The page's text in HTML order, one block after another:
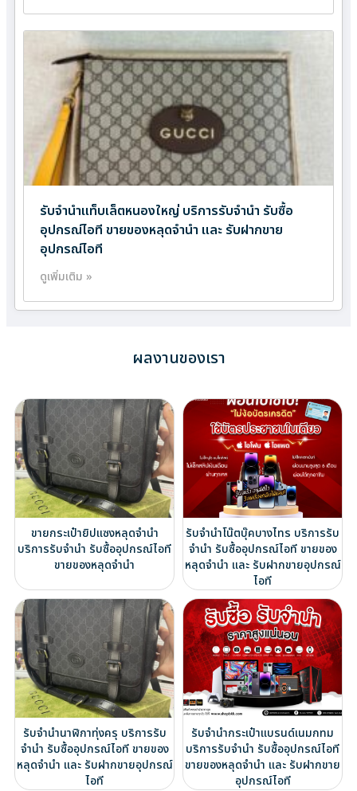
รับจำนำแท็บเล็ตหนองใหญ่ บริการรับจำนำ รับซื้อ
อุปกรณ์ไอที ขายของหลุดจำนำ และ รับฝากขาย
อุปกรณ์ไอที
ดูเพิ่มเติม »
ผลงานของเรา
ขายกระเป๋ายิปแซงหลุดจำนำ
บริการรับจำนำ รับซื้ออุปกรณ์ไอที
ขายของหลุดจำนำ
รับจำนำโน๊ตบุ๊คบางไทร บริการรับ
จำนำ รับซื้ออุปกรณ์ไอที ขายของ
หลุดจำนำ และ รับฝากขายอุปกรณ์
ไอที
รับจำนำนาฬิกาทุ่งครุ บริการรับ
จำนำ รับซื้ออุปกรณ์ไอที ขายของ
หลุดจำนำ และ รับฝากขายอุปกรณ์
ไอที
รับจำนำกระเป๋าแบรนด์เนมกทม
บริการรับจำนำ รับซื้ออุปกรณ์ไอที
ขายของหลุดจำนำ และ รับฝากขาย
อุปกรณ์ไอที